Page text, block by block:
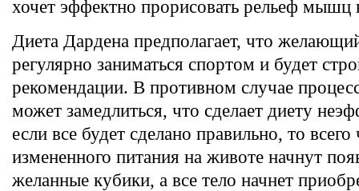
хочет эффектно прорисовать рельеф мышц
Диета Дардена предполагает, что
регулярно заниматься спортом и будет
рекомендации. В противном случае
может замедлиться, что сделает диету
если все будет сделано правильно, то всего
измененного питания на животе начнут
желанные кубики, а все тело начнет